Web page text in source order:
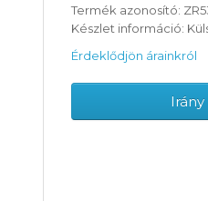
Termék azonosító:
Készlet információ:
Érdeklődjön árainkról